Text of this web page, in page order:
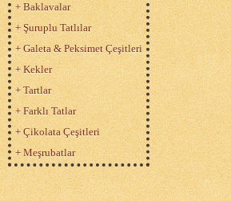
+ Baklavalar
+ Şuruplu Tatlılar
+ Galeta & Peksimet Çeşitleri
+ Kekler
+ Tartlar
+ Farklı Tatlar
+ Çikolata Çeşitleri
+ Meşrubatlar